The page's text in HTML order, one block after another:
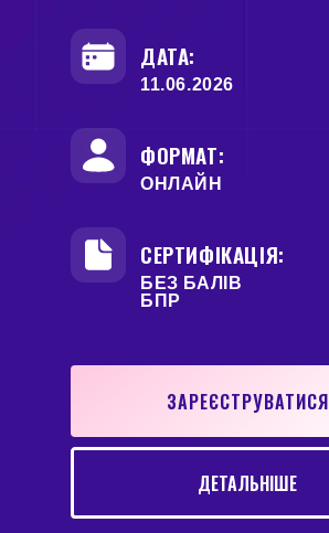
ЗАРЕЄСТРУВАТИСЯ
ДАТА:
11.06.2026
ФОРМАТ:
ОНЛАЙН
СЕРТИФІКАЦІЯ:
БЕЗ БАЛІВ
БПР
ДЕТАЛЬНІШЕ